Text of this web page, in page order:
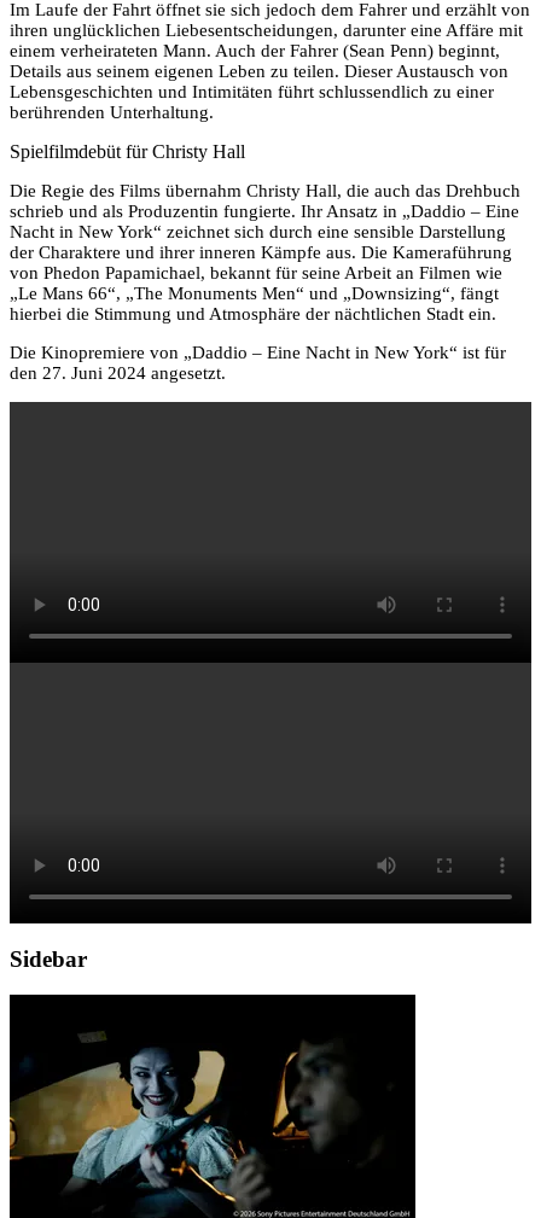
Im Laufe der Fahrt öffnet sie sich jedoch dem Fahrer und erzählt von
ihren unglücklichen Liebesentscheidungen, darunter eine Affäre mit
einem verheirateten Mann. Auch der Fahrer (Sean Penn) beginnt,
Details aus seinem eigenen Leben zu teilen. Dieser Austausch von
Lebensgeschichten und Intimitäten führt schlussendlich zu einer
berührenden Unterhaltung.
Spielfilmdebüt für Christy Hall
Die Regie des Films übernahm Christy Hall, die auch das Drehbuch
schrieb und als Produzentin fungierte. Ihr Ansatz in „Daddio – Eine
Nacht in New York“ zeichnet sich durch eine sensible Darstellung
der Charaktere und ihrer inneren Kämpfe aus. Die Kameraführung
von Phedon Papamichael, bekannt für seine Arbeit an Filmen wie
„Le Mans 66“, „The Monuments Men“ und „Downsizing“, fängt
hierbei die Stimmung und Atmosphäre der nächtlichen Stadt ein.
Die Kinopremiere von „Daddio – Eine Nacht in New York“ ist für
den 27. Juni 2024 angesetzt.
Sidebar